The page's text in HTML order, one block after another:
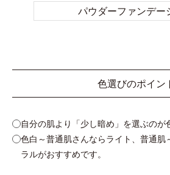
パウダーファンデー
色選びのポイン
自分の肌より「少し暗め」を選ぶのが
色白～普通肌さんならライト、普通肌
ラルがおすすめです。